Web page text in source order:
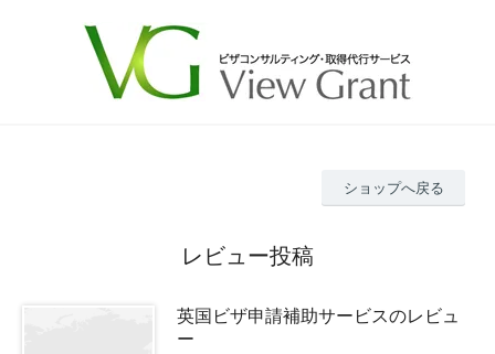
ショップへ戻る
レビュー投稿
英国ビザ申請補助サービスのレビュ
ー